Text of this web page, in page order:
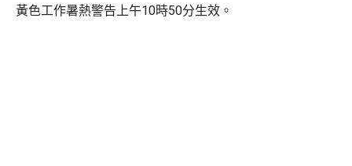
黃色工作暑熱警告上午10時50分生效。